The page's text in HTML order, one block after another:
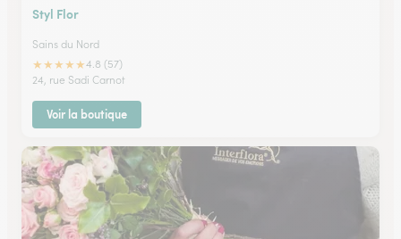
Styl Flor
Sains du Nord
★★★★★4.8 (57)
24, rue Sadi Carnot
Voir la boutique